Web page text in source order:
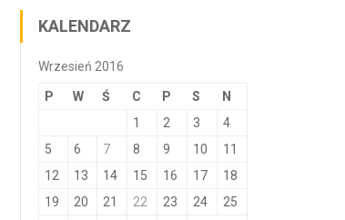
KALENDARZ
Wrzesień 2016
P W Ś C P S N
1 2 3
4
5
6 7 8 9 10
11
12
13 14 15 16 17
18
19
20 21 22 23 24
25